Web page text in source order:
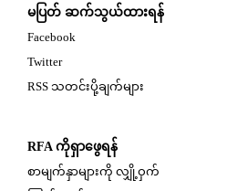
မပြတ် ဆက်သွယ်ထားရန်
Facebook
Twitter
RSS သတင်းပို့ချက်များ
RFA ကိုရှာဖွေရန်
စာမျက်နှာများကို လျှို့ဝှက်